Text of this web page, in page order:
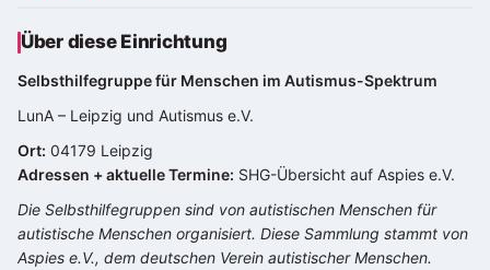
Über diese Einrichtung
Selbsthilfegruppe für Menschen im Autismus-Spektrum
LunA – Leipzig und Autismus e.V.
Ort: 04179 Leipzig
Adressen + aktuelle Termine: SHG-Übersicht auf Aspies e.V.
Die Selbsthilfegruppen sind von autistischen Menschen für
autistische Menschen organisiert. Diese Sammlung stammt von
Aspies e.V., dem deutschen Verein autistischer Menschen.